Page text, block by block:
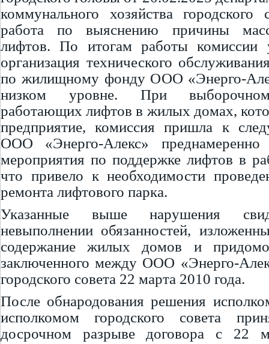
коммунального хозяйства городского
работа по выяснению причины
лифтов. По итогам работы комиссии
организация технического
по жилищному фонду ООО «Энерго-
низком уровне. При выборочном
работающих лифтов в жилых домах,
предприятие, комиссия пришла к
ООО «Энерго-Алекс» преднамеренно
мероприятия по поддержке лифтов в
что привело к необходимости
ремонта лифтового парка.
Указанные выше нарушения
невыполнении обязанностей,
содержание жилых домов и
заключенного между ООО «Энерго-
городского совета 22 марта 2010 года.
После обнародования решения
исполкомом городского совета
досрочном разрыве договора с 22